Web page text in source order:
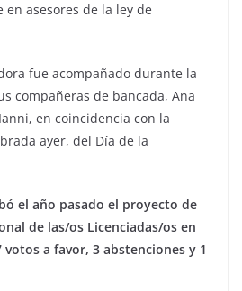
asesores de la ley de
fue acompañado durante la
compañeras de bancada, Ana
en coincidencia con la
ayer, del Día de la
el año pasado el proyecto de
de las/os Licenciadas/os en
a favor, 3 abstenciones y 1